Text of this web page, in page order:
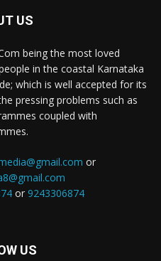
US
being the most loved
in the coastal Karnataka
which is well accepted for its
pressing problems such as
coupled with
or
or 9243306874
US